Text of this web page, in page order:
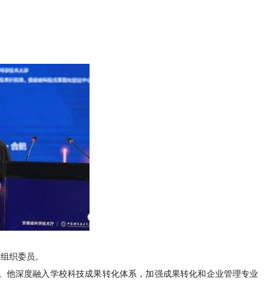
织委员。
深度融入学校科技成果转化体系，加强成果转化和企业管理专业